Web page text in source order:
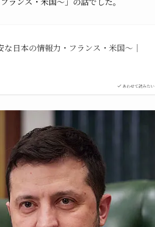
あわせて読みたい
日本の情報力・フランス・米国〜｜